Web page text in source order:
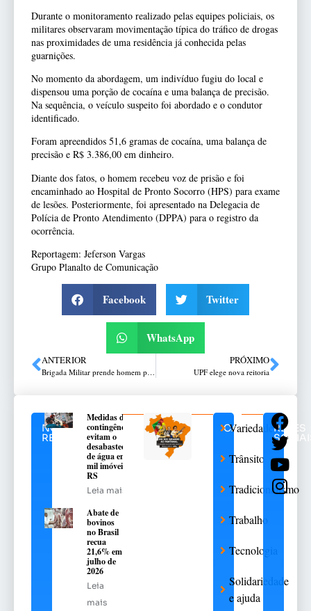
Durante o monitoramento realizado pelas equipes policiais, os
militares observaram movimentação típica do tráfico de drogas
nas proximidades de uma residência já conhecida pelas
guarnições.
No momento da abordagem, um indivíduo fugiu do local e
dispensou uma porção de cocaína e uma balança de precisão.
Na sequência, o veículo suspeito foi abordado e o condutor
identificado.
Foram apreendidos 51,6 gramas de cocaína, uma balança de
precisão e R$ 3.386,00 em dinheiro.
Diante dos fatos, o homem recebeu voz de prisão e foi
encaminhado ao Hospital de Pronto Socorro (HPS) para exame
de lesões. Posteriormente, foi apresentado na Delegacia de
Polícia de Pronto Atendimento (DPPA) para o registro da
ocorrência.
Reportagem: Jeferson Vargas
Grupo Planalto de Comunicação
Facebook Twitter
WhatsApp
ANTERIOR
Brigada Militar prende homem por tráfico de entorpecentes em Carazinho
PRÓXIMO
UPF elege nova reitoria
NOTÍCIAS
RELACIONADAS
Medidas de
contingência
evitam o
desabastecimento
de água em 376
mil imóveis no
RS
Leia mais
Abate de
bovinos
no Brasil
recua
21,6% em
julho de
2026
Leia
mais
CATEGORIAS
Variedades
Trânsito
Tradicionalismo
Trabalho
Tecnologia
Solidariedade
e ajuda
REDES